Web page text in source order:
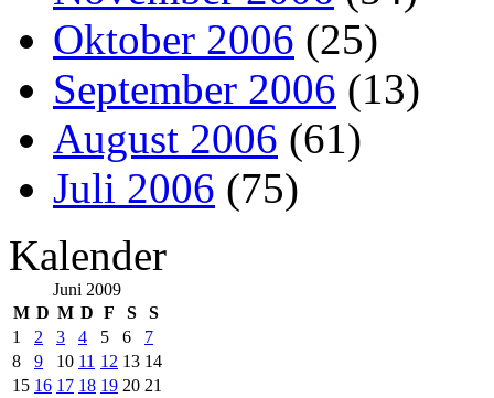
Oktober 2006 (25)
September 2006 (13)
August 2006 (61)
Juli 2006 (75)
Kalender
Juni 2009
M D M D F S
S
1
2 3 4 5 6
7
8
9 10 11 12 13 14
15 16 17 18 19 20 21